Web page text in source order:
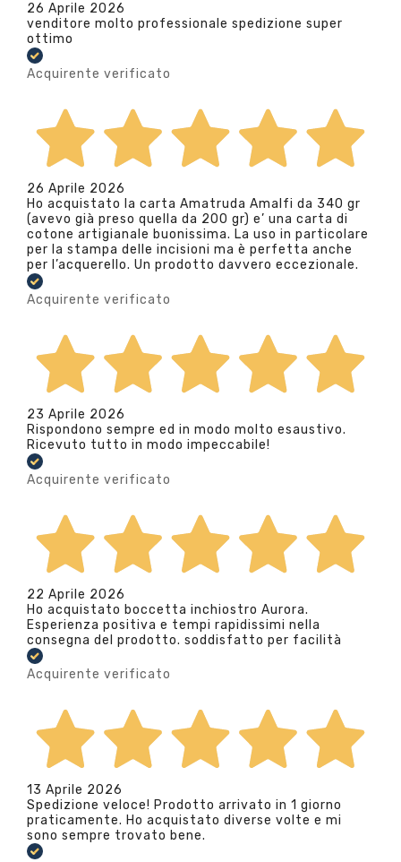
26 Aprile 2026
venditore molto professionale spedizione super
ottimo
Acquirente verificato
26 Aprile 2026
Ho acquistato la carta Amatruda Amalfi da 340 gr
(avevo già preso quella da 200 gr) e’ una carta di
cotone artigianale buonissima. La uso in particolare
per la stampa delle incisioni ma è perfetta anche
per l’acquerello. Un prodotto davvero eccezionale.
Acquirente verificato
23 Aprile 2026
Rispondono sempre ed in modo molto esaustivo.
Ricevuto tutto in modo impeccabile!
Acquirente verificato
22 Aprile 2026
Ho acquistato boccetta inchiostro Aurora.
Esperienza positiva e tempi rapidissimi nella
consegna del prodotto. soddisfatto per facilità
Acquirente verificato
13 Aprile 2026
Spedizione veloce! Prodotto arrivato in 1 giorno
praticamente. Ho acquistato diverse volte e mi
sono sempre trovato bene.